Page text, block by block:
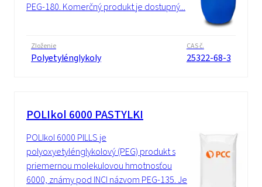
PEG-180. Komerčný produkt je dostupný...
Zloženie
Polyetylénglykoly
CAS č.
25322-68-3
POLIkol 6000 PASTYLKI
POLIkol 6000 PILLS je
polyoxyetylénglykolový (PEG) produkt s
priemernou molekulovou hmotnosťou
6000, známy pod INCI názvom PEG-135. Je